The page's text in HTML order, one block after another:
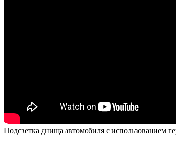
Подсветка днища автомобиля с использованием